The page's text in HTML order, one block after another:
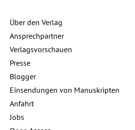
Über den Verlag
Ansprechpartner
Verlagsvorschauen
Presse
Blogger
Einsendungen von Manuskripten
Anfahrt
Jobs